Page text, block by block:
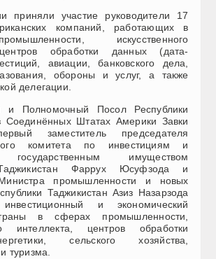
приняли участие руководители 17
компаний, работающих в
искусственного
обработки данных (дата-
авиации, банковского дела,
обороны и услуг, а также
делегации.
и Полномочный Посол Республики
Соединённых Штатах Америки Завки
заместитель председателя
комитета по инвестициям и
государственным имуществом
Фаррух Юсуфзода и
промышленности и новых
Таджикистан Азиз Назарзода
инвестиционный и экономический
в сферах промышленности,
интеллекта, центров обработки
сельского хозяйства,
туризма.